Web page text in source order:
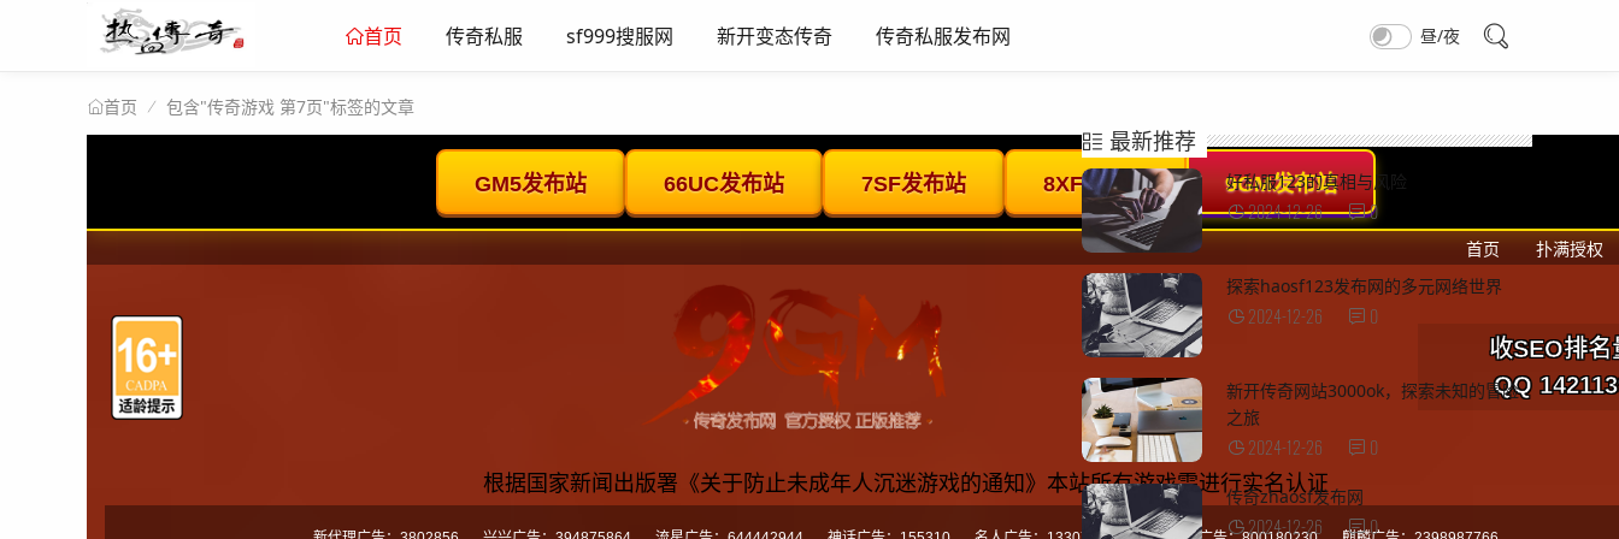
首页 传奇私服 sf999搜服网 新开变态传奇 传奇私服发布网 昼/夜
首页 包含"传奇游戏 第7页"标签的文章
最新推荐
好私服123的真相与风险
2024-12-26 0
探索haosf123发布网的多元网络世界
2024-12-26 0
新开传奇网站3000ok，探索未知的冒险
之旅
2024-12-26 0
传奇zhaosf发布网
2024-12-26 0